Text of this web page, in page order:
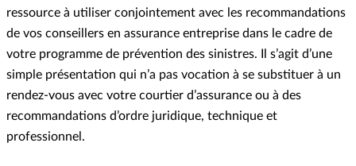
ressource à utiliser conjointement avec les recommandations
de vos conseillers en assurance entreprise dans le cadre de
votre programme de prévention des sinistres. Il s’agit d’une
simple présentation qui n’a pas vocation à se substituer à un
rendez-vous avec votre courtier d’assurance ou à des
recommandations d’ordre juridique, technique et
professionnel.